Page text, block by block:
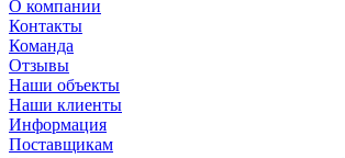
О компании
Контакты
Команда
Отзывы
Наши объекты
Наши клиенты
Информация
Поставщикам